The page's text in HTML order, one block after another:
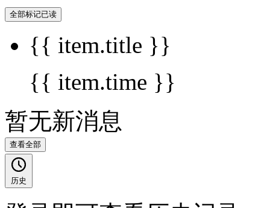
全部标记已读
{{ item.title }}
{{ item.time }}
暂无新消息
查看全部
历史